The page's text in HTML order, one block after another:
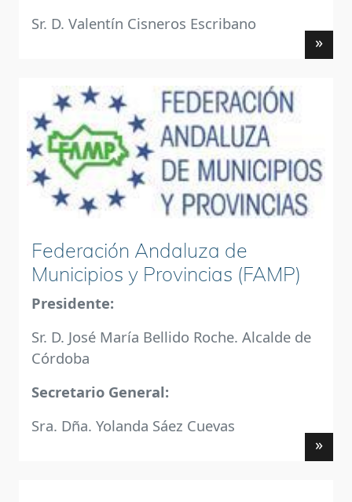
Sr. D. Valentín Cisneros Escribano
»
Federación Andaluza de
Municipios y Provincias (FAMP)
Presidente:
Sr. D. José María Bellido Roche. Alcalde de
Córdoba
Secretario General:
Sra. Dña. Yolanda Sáez Cuevas
»